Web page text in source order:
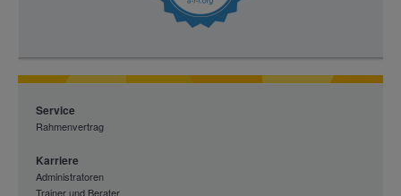
Service
Rahmenvertrag
Karriere
Administratoren
Trainer und Berater